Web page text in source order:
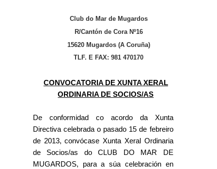
Club do Mar de Mugardos
R/Cantón de Cora Nº16
15620 Mugardos (A Coruña)
TLF. E FAX: 981 470170
CONVOCATORIA DE XUNTA XERAL
ORDINARIA DE SOCIOS/AS
De conformidad co acordo da Xunta
Directiva celebrada o pasado 15 de febreiro
de 2013, convócase Xunta Xeral Ordinaria
de Socios/as do CLUB DO MAR DE
MUGARDOS, para a súa celebración en